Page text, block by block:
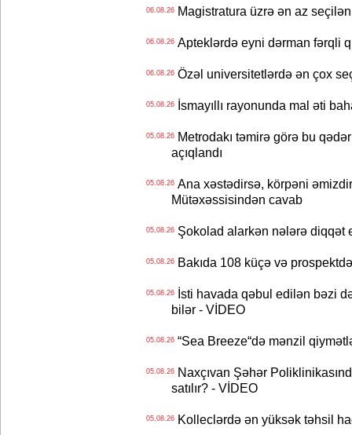
06.08.26Magistratura üzrə ən az
06.08.26Apteklərdə eyni dərman fərqli
06.08.26Özəl universitetlərdə ən çox
05.08.26İsmayıllı rayonunda mal əti
05.08.26Metrodakı təmirə görə bu
açıqlandı
05.08.26Ana xəstədirsə, körpəni
Mütəxəssisindən cavab
05.08.26Şokolad alarkən nələrə diqqət
05.08.26Bakıda 108 küçə və
05.08.26İsti havada qəbul edilən bəzi
bilər - VİDEO
05.08.26“Sea Breeze“də mənzil
05.08.26Naxçıvan Şəhər
satılır? - VİDEO
05.08.26Kolleclərdə ən yüksək təhsil